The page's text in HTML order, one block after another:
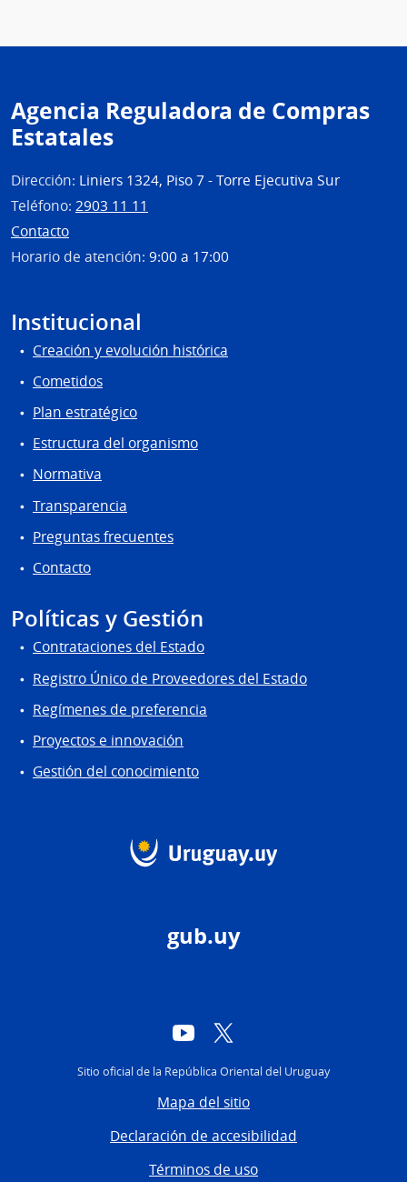
Agencia Reguladora de Compras
Estatales
Dirección: Liniers 1324, Piso 7 - Torre Ejecutiva Sur
Teléfono: 2903 11 11
Contacto
Horario de atención: 9:00 a 17:00
Institucional
Creación y evolución histórica
Cometidos
Plan estratégico
Estructura del organismo
Normativa
Transparencia
Preguntas frecuentes
Contacto
Políticas y Gestión
Contrataciones del Estado
Registro Único de Proveedores del Estado
Regímenes de preferencia
Proyectos e innovación
Gestión del conocimiento
gub.uy
YouTube
Sitio oficial de la República Oriental del Uruguay
Mapa del sitio
Declaración de accesibilidad
Términos de uso